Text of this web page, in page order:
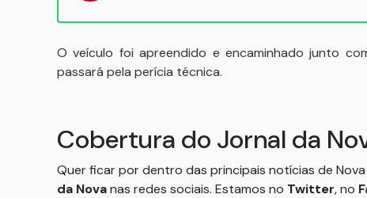
O veículo foi apreendido e encaminhado junto
passará pela perícia técnica.
Cobertura do Jornal da
Quer ficar por dentro das principais notícias de
da Novanas redes sociais. Estamos no Twitter, no